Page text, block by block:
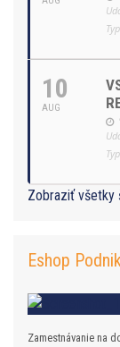
10
AUG
Zobraziť všetky
Eshop
Zamestnávanie na